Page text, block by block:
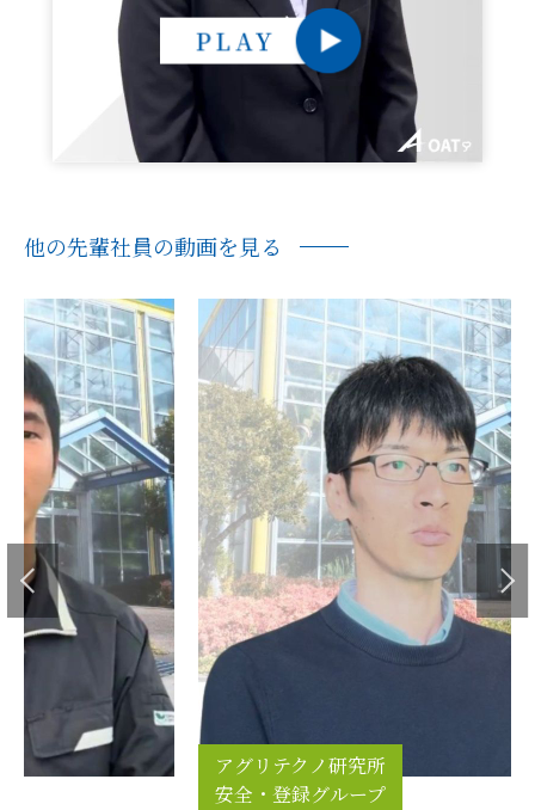
他の先輩社員の動画を見る
アグリテクノ研究所
安全・登録グループ